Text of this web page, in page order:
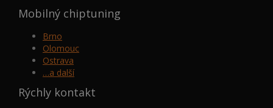
Mobilný chiptuning
Brno
Olomouc
Ostrava
…a další
Rýchly kontakt